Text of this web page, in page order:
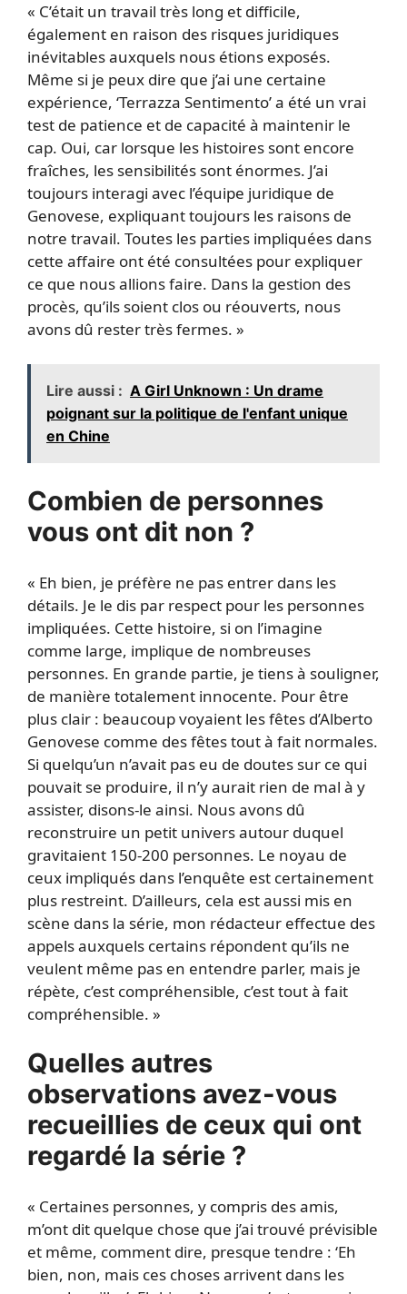
« C’était un travail très long et difficile,
également en raison des risques juridiques
inévitables auxquels nous étions exposés.
Même si je peux dire que j’ai une certaine
expérience, ‘Terrazza Sentimento’ a été un vrai
test de patience et de capacité à maintenir le
cap. Oui, car lorsque les histoires sont encore
fraîches, les sensibilités sont énormes. J’ai
toujours interagi avec l’équipe juridique de
Genovese, expliquant toujours les raisons de
notre travail. Toutes les parties impliquées dans
cette affaire ont été consultées pour expliquer
ce que nous allions faire. Dans la gestion des
procès, qu’ils soient clos ou réouverts, nous
avons dû rester très fermes. »
Lire aussi : A Girl Unknown : Un drame
poignant sur la politique de l'enfant unique
en Chine
Combien de personnes
vous ont dit non ?
« Eh bien, je préfère ne pas entrer dans les
détails. Je le dis par respect pour les personnes
impliquées. Cette histoire, si on l’imagine
comme large, implique de nombreuses
personnes. En grande partie, je tiens à souligner,
de manière totalement innocente. Pour être
plus clair : beaucoup voyaient les fêtes d’Alberto
Genovese comme des fêtes tout à fait normales.
Si quelqu’un n’avait pas eu de doutes sur ce qui
pouvait se produire, il n’y aurait rien de mal à y
assister, disons-le ainsi. Nous avons dû
reconstruire un petit univers autour duquel
gravitaient 150-200 personnes. Le noyau de
ceux impliqués dans l’enquête est certainement
plus restreint. D’ailleurs, cela est aussi mis en
scène dans la série, mon rédacteur effectue des
appels auxquels certains répondent qu’ils ne
veulent même pas en entendre parler, mais je
répète, c’est compréhensible, c’est tout à fait
compréhensible. »
Quelles autres
observations avez-vous
recueillies de ceux qui ont
regardé la série ?
« Certaines personnes, y compris des amis,
m’ont dit quelque chose que j’ai trouvé prévisible
et même, comment dire, presque tendre : ‘Eh
bien, non, mais ces choses arrivent dans les